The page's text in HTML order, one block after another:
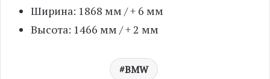
Ширина: 1868 мм / + 6 мм
Высота: 1466 мм / + 2 мм
BMW